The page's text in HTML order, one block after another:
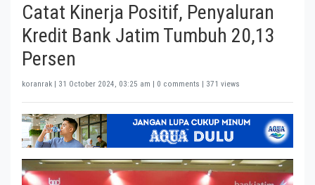
Catat Kinerja Positif, Penyaluran
Kredit Bank Jatim Tumbuh 20,13
Persen
koranrak | 31 October 2024, 03:25 am | 0 comments | 371 views